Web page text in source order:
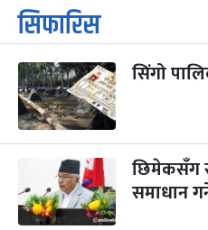
१
आइत
कार्तिक सङ्क्रान्ति
कार्तिक १, २०८३
३
मंगल
महानवमी
कार्तिक ३, २०८३
४
कार्तिक ४, २०८३ -Oct 21, 2026
५
बिहि
पापा‌ङ्कुशा एकादशी व्रत
कार्तिक ५, २०८३
सिफारिस
सिंगो
छिमेकसँग
समाधान